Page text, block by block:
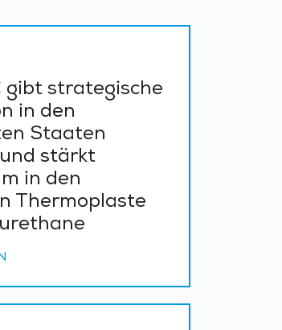
gibt strategische
in den
Staaten
stärkt
in den
Thermoplaste